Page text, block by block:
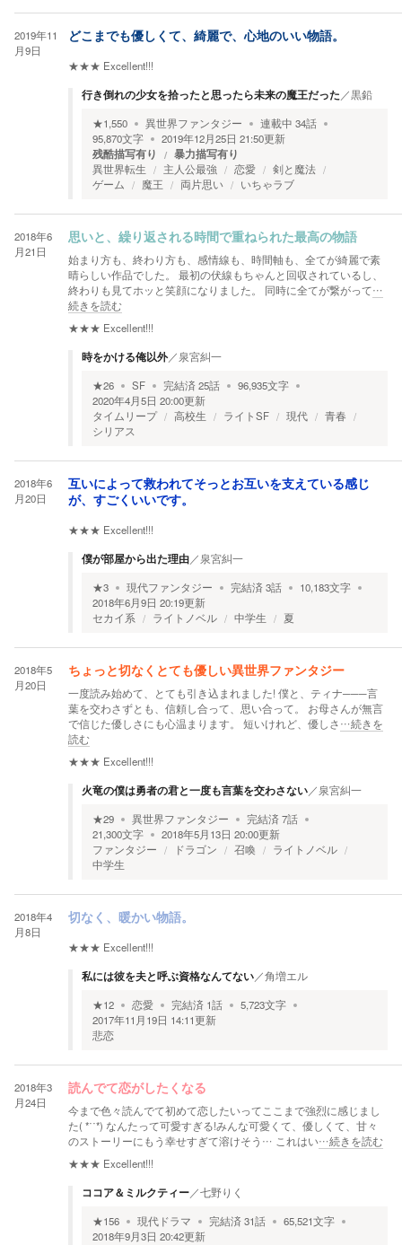
2019年11
月9日
どこまでも優しくて、綺麗で、心地のいい物語。
★★★ Excellent!!!
行き倒れの少女を拾ったと思ったら未来の魔王だった ／黒鉛
★1,550 異世界ファンタジー 連載中 34話
95,870文字 2019年12月25日 21:50更新
残酷描写有り 暴力描写有り
異世界転生 主人公最強 恋愛
剣と魔法
ゲーム
魔王 両片思い いちゃラブ
2018年6
月21日
思いと、繰り返される時間で重ねられた最高の物語
始まり方も、終わり方も、感情線も、時間軸も、全てが綺麗で素
晴らしい作品でした。 最初の伏線もちゃんと回収されているし、
終わりも見てホッと笑顔になりました。 同時に全てが繋がって…
続きを読む
★★★ Excellent!!!
時をかける俺以外／泉宮糾一
★26 SF 完結済25話 96,935文字
2020年4月5日 20:00更新
タイムリープ
高校生 ライトSF 現代
青春
シリアス
2018年6
月20日
互いによって救われてそっとお互いを支えている感じ
が、すごくいいです。
★★★ Excellent!!!
僕が部屋から出た理由／泉宮糾一
★3 現代ファンタジー 完結済3話 10,183文字
2018年6月9日 20:19更新
セカイ系
ライトノベル 中学生 夏
2018年5
月20日
ちょっと切なくとても優しい異世界ファンタジー
一度読み始めて、とても引き込まれました! 僕と、ティナ───言
葉を交わさずとも、信頼し合って、思い合って。 お母さんが無言
で信じた優しさにも心温まります。 短いけれど、優しさ…続きを
読む
★★★ Excellent!!!
火竜の僕は勇者の君と一度も言葉を交わさない／泉宮糾一
★29 異世界ファンタジー 完結済7話
21,300文字 2018年5月13日 20:00更新
ファンタジー
ドラゴン 召喚
ライトノベル
中学生
2018年4
月8日
切なく、暖かい物語。
★★★ Excellent!!!
私には彼を夫と呼ぶ資格なんてない／角増エル
★12 恋愛 完結済 1話 5,723文字
2017年11月19日 14:11更新
悲恋
2018年3
月24日
読んでて恋がしたくなる
今まで色々読んでて初めて恋したいってここまで強烈に感じまし
た( *˙˙*) なんたって可愛すぎる!みんな可愛くて、優しくて、甘々
のストーリーにもう幸せすぎて溶けそう… これはい…続きを読む
★★★ Excellent!!!
ココア＆ミルクティー／七野りく
★156 現代ドラマ 完結済31話 65,521文字
2018年9月3日 20:42更新